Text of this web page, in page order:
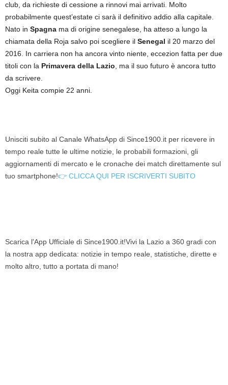
club, da richieste di cessione a rinnovi mai arrivati. Molto
probabilmente quest’estate ci sarà il definitivo addio alla capitale.
Nato in Spagna ma di origine senegalese, ha atteso a lungo la
chiamata della Roja salvo poi scegliere il Senegal il 20 marzo del
2016. In carriera non ha ancora vinto niente, eccezion fatta per due
titoli con la Primavera della Lazio , ma il suo futuro è ancora tutto
da scrivere.
Oggi Keita compie 22 anni.
Unisciti subito al Canale WhatsApp di Since1900.it per ricevere in
tempo reale tutte le ultime notizie, le probabili formazioni, gli
aggiornamenti di mercato e le cronache dei match direttamente sul
tuo smartphone!👉 CLICCA QUI PER ISCRIVERTI SUBITO
Scarica l'App Ufficiale di Since1900.it!Vivi la Lazio a 360 gradi con
la nostra app dedicata: notizie in tempo reale, statistiche, dirette e
molto altro, tutto a portata di mano!